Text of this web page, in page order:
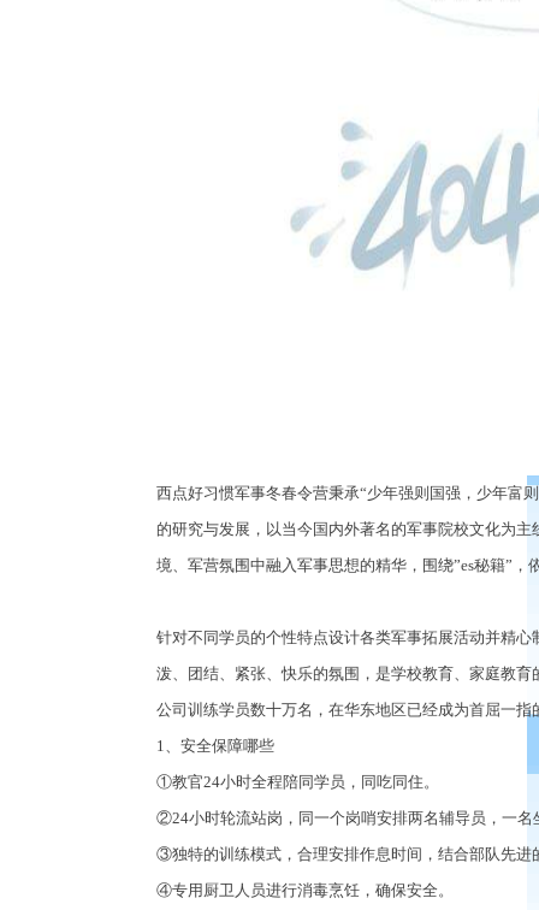
西点好习惯军事冬春令营秉承“少年强则国强，少年富
的研究与发展，以当今国内外著名的军事院校文化为
境、军营氛围中融入军事思想的精华，围绕”es秘籍” ，
针对不同学员的个性特点设计各类军事拓展活动并精
泼、团结、紧张、快乐的氛围，是学校教育、家庭教育
公司训练学员数十万名，在华东地区已经成为首屈一
1、安全保障哪些
①教官24小时全程陪同学员，同吃同住。
②24小时轮流站岗，同一个岗哨安排两名辅导员，一
③独特的训练模式，合理安排作息时间，结合部队先
④专用厨卫人员进行消毒烹饪，确保安全。